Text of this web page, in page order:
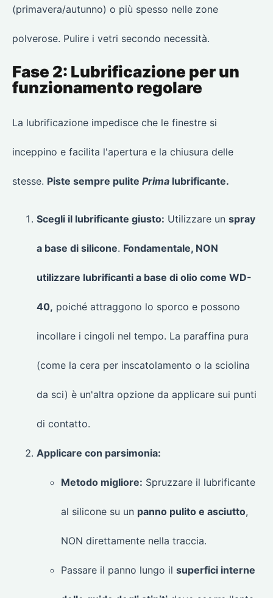
(primavera/autunno) o più spesso nelle zone
polverose. Pulire i vetri secondo necessità.
Fase 2: Lubrificazione per un
funzionamento regolare
La lubrificazione impedisce che le finestre si
inceppino e facilita l'apertura e la chiusura delle
stesse. Piste sempre pulite Prima lubrificante.
Scegli il lubrificante giusto: Utilizzare un spray
a base di silicone. Fondamentale, NON
utilizzare lubrificanti a base di olio come WD-
40, poiché attraggono lo sporco e possono
incollare i cingoli nel tempo. La paraffina pura
(come la cera per inscatolamento o la sciolina
da sci) è un'altra opzione da applicare sui punti
di contatto.
Applicare con parsimonia:
Metodo migliore: Spruzzare il lubrificante
al silicone su un panno pulito e asciutto,
NON direttamente nella traccia.
Passare il panno lungo il superfici interne